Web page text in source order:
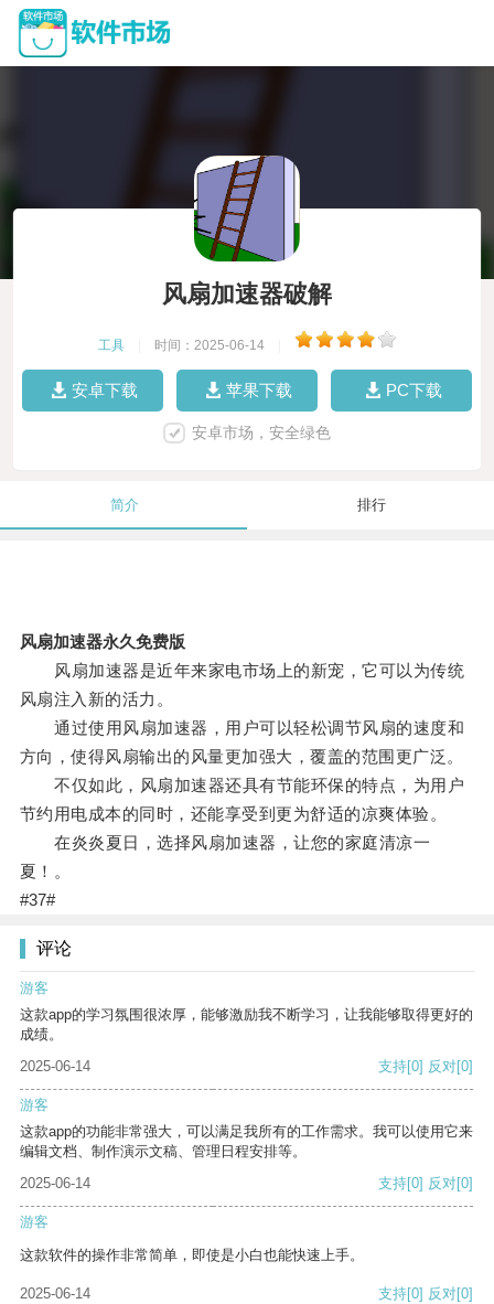
风扇加速器破解
工具 时间：2025-06-14
安卓下载 苹果下载 PC下载
安卓市场，安全绿色
简介 排行
风扇加速器永久免费版
风扇加速器是近年来家电市场上的新宠，它可以为传统
风扇注入新的活力。
通过使用风扇加速器，用户可以轻松调节风扇的速度和
方向，使得风扇输出的风量更加强大，覆盖的范围更广泛。
不仅如此，风扇加速器还具有节能环保的特点，为用户
节约用电成本的同时，还能享受到更为舒适的凉爽体验。
在炎炎夏日，选择风扇加速器，让您的家庭清凉一
夏！。
#37#
评论
游客
这款app的学习氛围很浓厚，能够激励我不断学习，让我能够取得更好的
成绩。
2025-06-14
支持[0] 反对[0]
游客
这款app的功能非常强大，可以满足我所有的工作需求。我可以使用它来
编辑文档、制作演示文稿、管理日程安排等。
2025-06-14
支持[0] 反对[0]
游客
这款软件的操作非常简单，即使是小白也能快速上手。
2025-06-14 支持[0] 反对[0]